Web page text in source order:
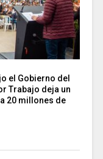
el Gobierno del
Trabajo deja un
20 millones de